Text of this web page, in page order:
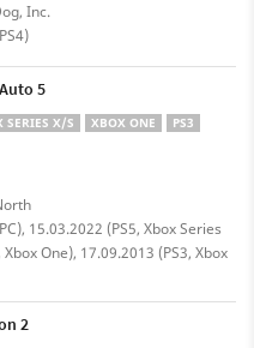
Inc.
5
SERIES X/S XBOX ONE
PS3
15.03.2022 (PS5, Xbox Series
One), 17.09.2013 (PS3, Xbox
2